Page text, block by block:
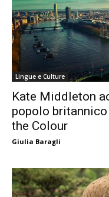
Lingue e Culture
Kate Middleton
popolo
the Colour
Giulia Baragli